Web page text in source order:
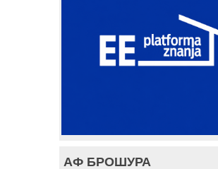
АФ БРОШУРА